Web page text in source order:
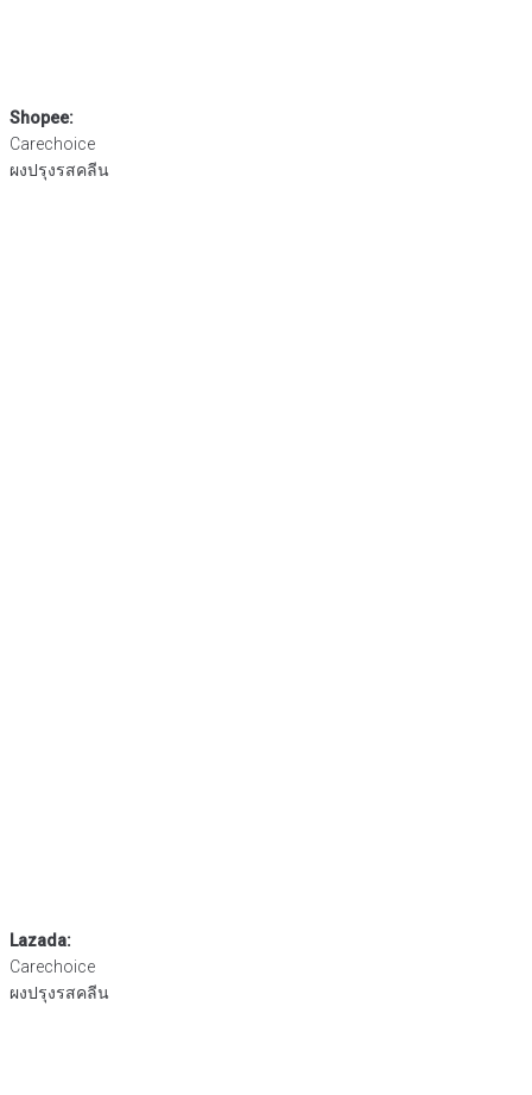
Shopee:
Carechoice
ผงปรุงรสคลีน
Lazada:
Carechoice
ผงปรุงรสคลีน